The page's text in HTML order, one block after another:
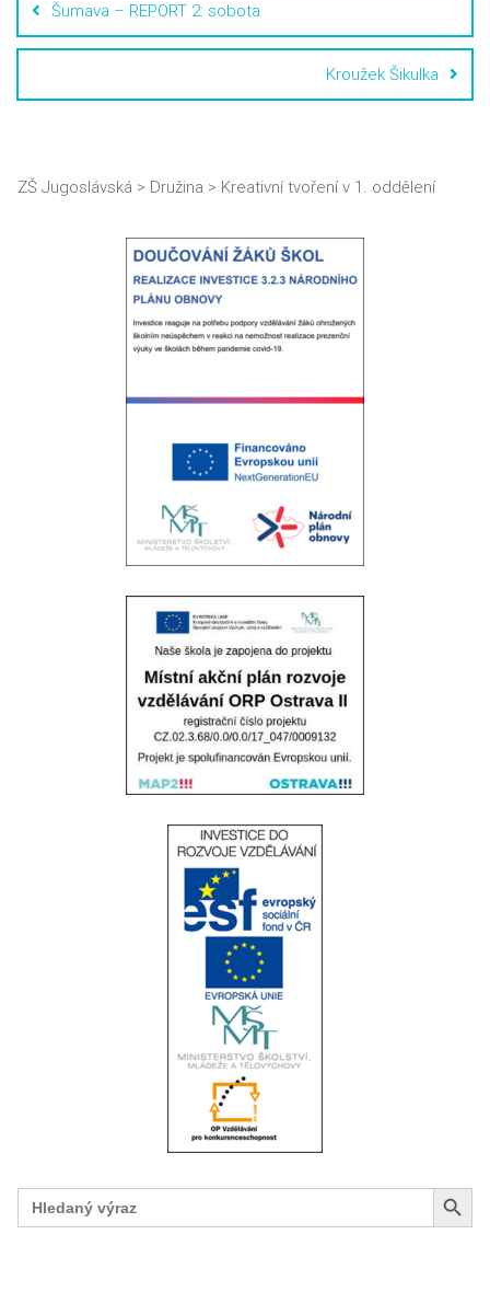
Šumava – REPORT 2: sobota
Kroužek Šikulka
ZŠ Jugoslávská > Družina > Kreativní tvoření v 1. oddělení
Search
for:
Search Button